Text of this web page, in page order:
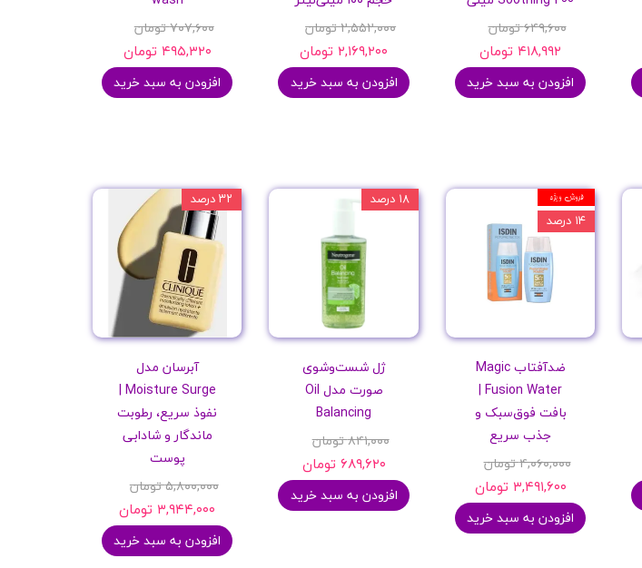
۶۴۹,۶۰۰ تومان
۴۱۸,۹۹۲ تومان
افزودن به سبد خرید
۲,۵۵۲,۰۰۰ تومان
۲,۱۶۹,۲۰۰ تومان
افزودن به سبد خرید
۷۰۷,۶۰۰ تومان
۴۹۵,۳۲۰ تومان
افزودن به سبد خرید
ضدآفتاب Magic
Fusion Water |
بافت فوق‌سبک و
جذب سریع
۴,۰۶۰,۰۰۰ تومان
۳,۴۹۱,۶۰۰ تومان
افزودن به سبد خرید
فروش ویژه
۱۴ درصد
ژل شست‌وشوی
صورت مدل Oil
Balancing
۸۴۱,۰۰۰ تومان
۶۸۹,۶۲۰ تومان
افزودن به سبد خرید
۱۸ درصد
آبرسان مدل
Moisture Surge |
نفوذ سریع، رطوبت
ماندگار و شادابی
پوست
۵,۸۰۰,۰۰۰ تومان
۳,۹۴۴,۰۰۰ تومان
افزودن به سبد خرید
۳۲ درصد